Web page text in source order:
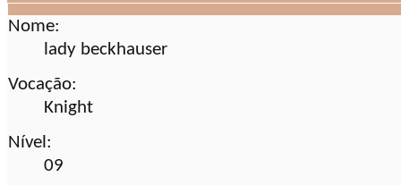
Nome:
lady beckhauser
Vocação:
Knight
Nível:
09